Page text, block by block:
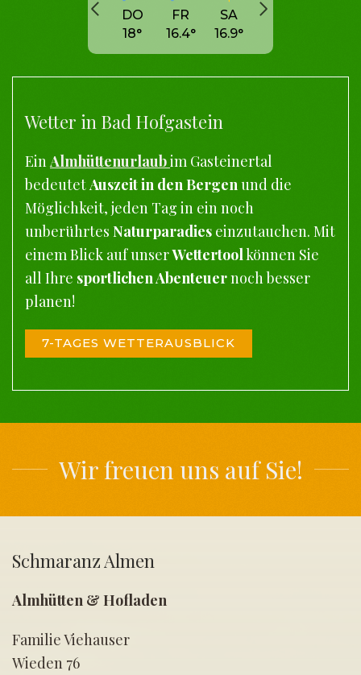
DO
18°
FR
16.4°
SA
16.9°
Wetter in Bad Hofgastein
Ein Almhüttenurlaubim Gasteinertal
bedeutetAuszeit in den Bergen und die
Möglichkeit, jeden Tag in ein noch
unberührtes Naturparadies einzutauchen. Mit
einem Blick auf unserWettertoolkönnen Sie
all Ihre sportlichen Abenteuernoch besser
planen!
7-TAGES WETTERAUSBLICK
Wir freuen uns auf Sie!
Schmaranz Almen
Almhütten & Hofladen
Familie Viehauser
Wieden 76